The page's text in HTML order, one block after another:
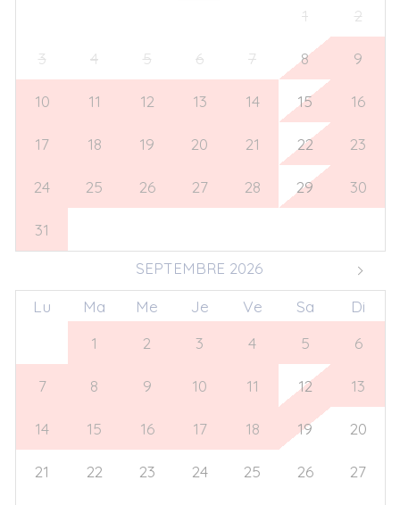
1 2
3 4 5 6 7 8 9
10 11 12 13 14 15 16
17 18 19 20 21 22 23
24 25 26 27 28 29 30
31
SEPTEMBRE 2026
Lu Ma Me Je Ve Sa
Di
1 2 3 4 5 6
7 8 9 10 11 12 13
14 15 16 17 18 19 20
21 22 23 24 25 26 27